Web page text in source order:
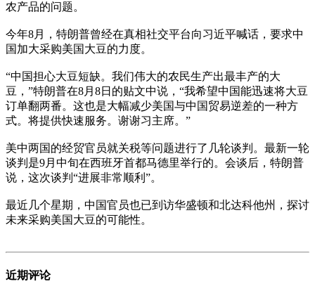
农产品的问题。
今年8月，特朗普曾经在真相社交平台向习近平喊话，要求中
国加大采购美国大豆的力度。
“中国担心大豆短缺。我们伟大的农民生产出最丰产的大
豆，”特朗普在8月8日的贴文中说，“我希望中国能迅速将大豆
订单翻两番。这也是大幅减少美国与中国贸易逆差的一种方
式。将提供快速服务。谢谢习主席。”
美中两国的经贸官员就关税等问题进行了几轮谈判。最新一轮
谈判是9月中旬在西班牙首都马德里举行的。会谈后，特朗普
说，这次谈判“进展非常顺利”。
最近几个星期，中国官员也已到访华盛顿和北达科他州，探讨
未来采购美国大豆的可能性。
近期评论